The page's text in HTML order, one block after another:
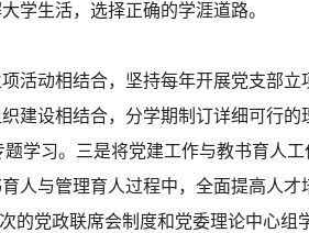
学生活，选择正确的学涯道路。
动相结合，坚持每年开展党支部立
建设相结合，分学期制订详细可行的
学习。三是将党建工作与教书育人
人与管理育人过程中，全面提高人才
的党政联席会制度和党委理论中心组